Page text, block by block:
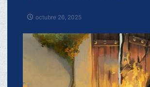
octubre 26, 2025